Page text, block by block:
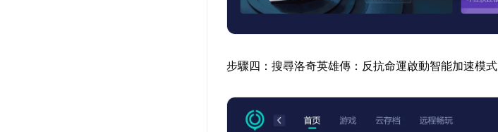
步驟四：搜尋洛奇英雄傳：反抗命運啟動智能加速模式